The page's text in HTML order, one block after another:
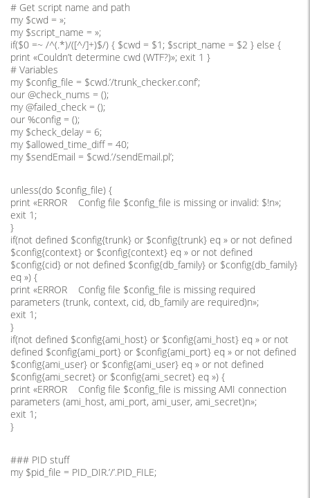
# Get script name and path
my $cwd = »;
my $script_name = »;
if($0 =~ /^(.*)/([^/]+)$/) { $cwd = $1; $script_name = $2 } else {
print «Couldn’t determine cwd (WTF?)»; exit 1 }
# Variables
my $config_file = $cwd.’/trunk_checker.conf’;
our @check_nums = ();
my @failed_check = ();
our %config = ();
my $check_delay = 6;
my $allowed_time_diff = 40;
my $sendEmail = $cwd.’/sendEmail.pl’;
unless(do $config_file) {
print «ERROR Config file $config_file is missing or invalid: $!n»;
exit 1;
}
if(not defined $config{trunk} or $config{trunk} eq » or not defined
$config{context} or $config{context} eq » or not defined
$config{cid} or not defined $config{db_family} or $config{db_family}
eq ») {
print «ERROR Config file $config_file is missing required
parameters (trunk, context, cid, db_family are required)n»;
exit 1;
}
if(not defined $config{ami_host} or $config{ami_host} eq » or not
defined $config{ami_port} or $config{ami_port} eq » or not defined
$config{ami_user} or $config{ami_user} eq » or not defined
$config{ami_secret} or $config{ami_secret} eq ») {
print «ERROR Config file $config_file is missing AMI connection
parameters (ami_host, ami_port, ami_user, ami_secret)n»;
exit 1;
}
### PID stuff
my $pid_file = PID_DIR.’/’.PID_FILE;